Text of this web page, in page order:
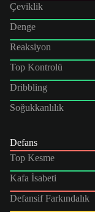
Çeviklik
Denge
Reaksiyon
Top Kontrolü
Dribbling
Soğukkanlılık
Defans
Top Kesme
Kafa İsabeti
Defansif Farkındalık